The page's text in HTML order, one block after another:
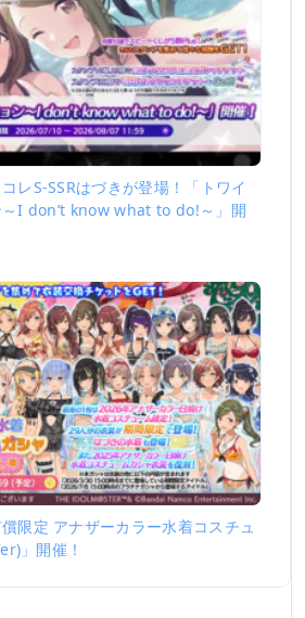
レS-SSRはづきが登場！「トワイ
～I don’t know what to do!～」開
償限定 アナザーカラー水着コスチュ
」開催！